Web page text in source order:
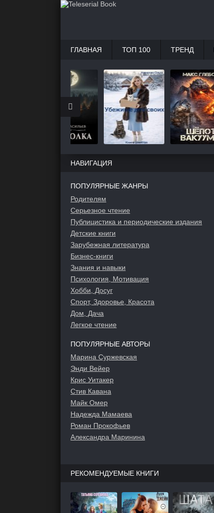
НАВИГАЦИЯ
ПОПУЛЯРНЫЕ ЖАНРЫ
Родителям
Серьезное чтение
Публицистика и периодические издания
Детские книги
Зарубежная литература
Бизнес-книги
Знания и навыки
Психология, Мотивация
Хобби, Досуг
Спорт, Здоровье, Красота
Дом, Дача
Легкое чтение
ПОПУЛЯРНЫЕ АВТОРЫ
Марина Суржевская
Энди Вейер
Крис Уитакер
Стив Кавана
Майк Омер
Надежда Мамаева
Роман Прокофьев
Александра Маринина
РЕКОМЕНДУЕМЫЕ КНИГИ
ГЛАВНАЯ ТОП 100 ТРЕНД